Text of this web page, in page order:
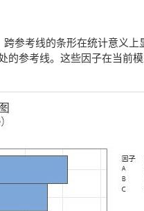
参考线的条形在统计意义上
的参考线。这些因子在当前